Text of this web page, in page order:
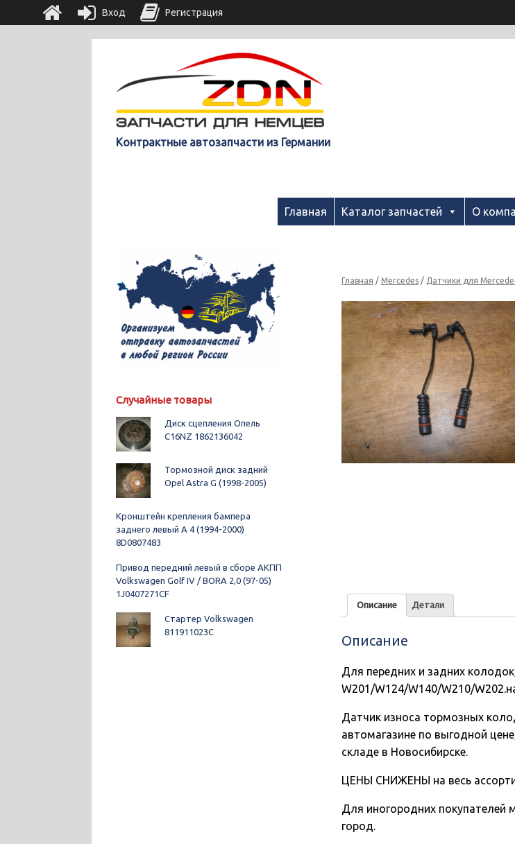
Контрактные автозапчасти из Германии
Главная Каталог запчастей О
Главная /Mercedes / Датчики для
Описание Детали
Описание
Для передних и задних
W201/W124/W140/W210/
Датчик износа тормозных
автомагазине по выгодной
складе в Новосибирске.
ЦЕНЫ СНИЖЕНЫ на весь
Для иногородних покупателей
город.
Случайные товары
Диск сцепления Опель
C16NZ 1862136042
Тормозной диск задний
Opel Astra G (1998-2005)
Кронштейн крепления бампера
заднего левый A 4 (1994-2000)
8D0807483
Привод передний левый в сборе АКПП
Volkswagen Golf IV / BORA 2,0 (97-05)
1J0407271CF
Стартер Volkswagen
811911023C
Вход Регистрация